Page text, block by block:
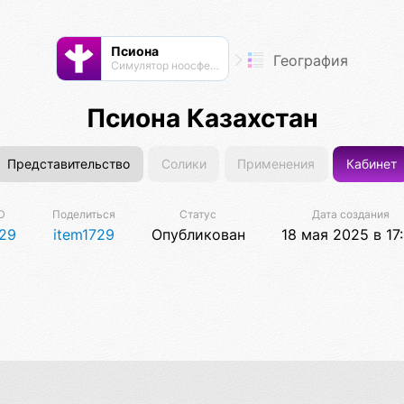
Псиона
Cимулятор ноосферы География
Псиона Казахстан
Представительство Солики Применения Кабинет
Поделиться
item1729
Статус
Опубликован
Дата создания
18 мая 2025 в